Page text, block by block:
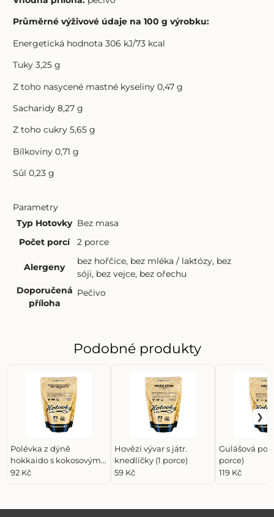
Průměrné výživové údaje na 100 g výrobku:
Energetická hodnota 306 kJ/73 kcal
Tuky 3,25 g
Z toho nasycené mastné kyseliny 0,47 g
Sacharidy 8,27 g
Z toho cukry 5,65 g
Bílkoviny 0,71 g
Sůl 0,23 g
Parametry
Typ Hotovky Bez masa
Počet porcí
2 porce
Alergeny
bez hořčice, bez mléka / laktózy, bez
sóji, bez vejce, bez ořechu
Doporučená
příloha
Pečivo
Podobné produkty
Polévka z dýně
hokkaido s kokosovým
mlékem (2 porce)
92 Kč
Hovězí vývar s játr.
knedlíčky (1 porce)
59 Kč
Gulášová
porce)
119 Kč